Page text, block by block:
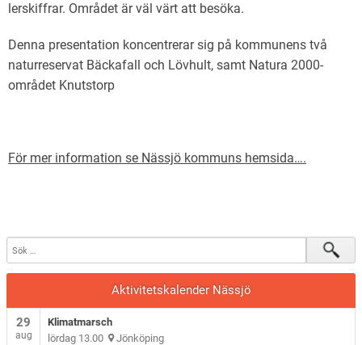
lerskiffrar. Området är väl värt att besöka.
Denna presentation koncentrerar sig på kommunens två
naturreservat Bäckafall och Lövhult, samt Natura 2000-
området Knutstorp
För mer information se Nässjö kommuns hemsida….
Aktivitetskalender Nässjö
29
aug
Klimatmarsch
lördag 13.00 Jönköping